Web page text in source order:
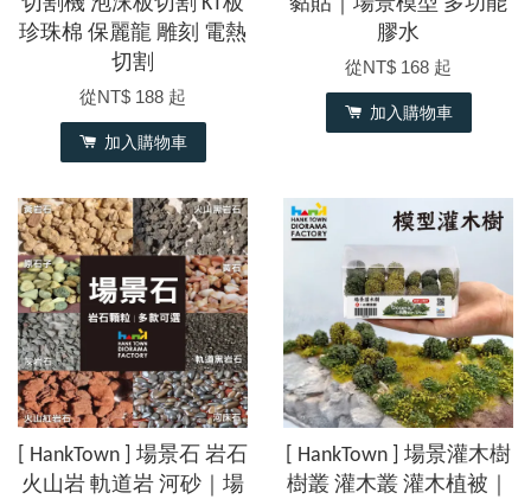
切割機 泡沫板切割 KT板
珍珠棉 保麗龍 雕刻 電熱
切割
從NT$ 188 起
加入購物車
黏貼｜場景模型 多功能
膠水
從NT$ 168 起
加入購物車
[ HankTown ] 場景石 岩石
火山岩 軌道岩 河砂｜場
[ HankTown ] 場景灌木樹
樹叢 灌木叢 灌木植被｜